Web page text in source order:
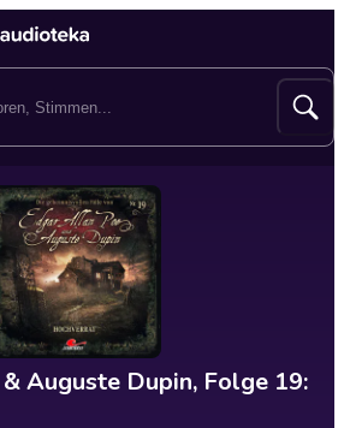
Auguste Dupin, Folge 19: